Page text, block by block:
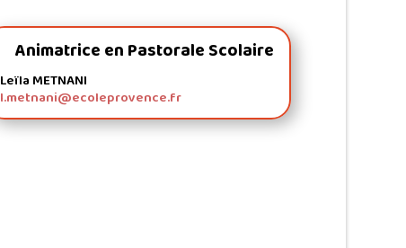
Animatrice en Pastorale Scolaire
Leïla METNANI
l.metnani@ecoleprovence.fr